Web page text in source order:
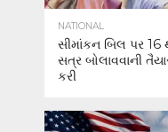
NATIONAL
સીમાંકન બિલ પર
સત્ર બોલાવવાની
કરી